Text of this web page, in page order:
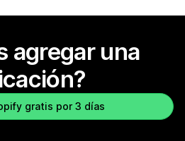
agregar una
gratis por 3 días